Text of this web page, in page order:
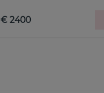
€ 2400